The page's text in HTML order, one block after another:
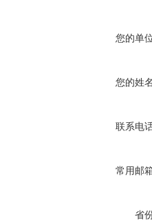
您的单
您的姓
联系电
常用邮
省